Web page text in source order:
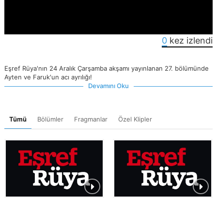
0 kez izlendi
Eşref Rüya'nın 24 Aralık Çarşamba akşamı yayınlanan 27. bölümünde
Ayten ve Faruk'un acı ayrılığı!
Devamını Oku
Tümü Bölümler Fragmanlar Özel Klipler